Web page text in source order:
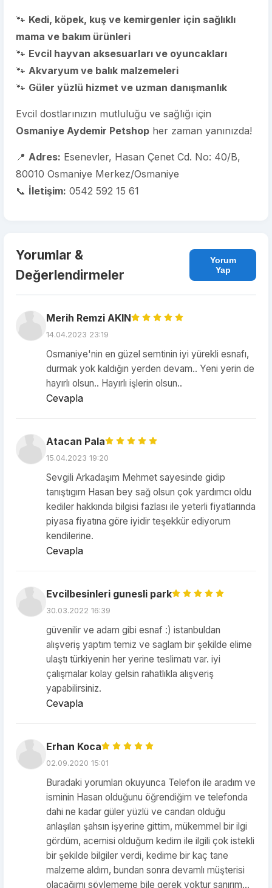
🐾 Kedi, köpek, kuş ve kemirgenler için sağlıklı
mama ve bakım ürünleri
🐾 Evcil hayvan aksesuarları ve oyuncakları
🐾 Akvaryum ve balık malzemeleri
🐾 Güler yüzlü hizmet ve uzman danışmanlık
Evcil dostlarınızın mutluluğu ve sağlığı için
Osmaniye Aydemir Petshop her zaman yanınızda!
📍 Adres: Esenevler, Hasan Çenet Cd. No: 40/B,
80010 Osmaniye Merkez/Osmaniye
📞 İletişim: 0542 592 15 61
Yorumlar &
Değerlendirmeler
Yorum
Yap
Merih Remzi AKIN
14.04.2023 23:19
Osmaniye'nin en güzel semtinin iyi yürekli esnafı,
durmak yok kaldığın yerden devam.. Yeni yerin de
hayırlı olsun.. Hayırlı işlerin olsun..
Cevapla
Atacan Pala
15.04.2023 19:20
Sevgili Arkadaşım Mehmet sayesinde gidip
tanıştıgım Hasan bey sağ olsun çok yardımcı oldu
kediler hakkında bilgisi fazlası ile yeterli fiyatlarında
piyasa fiyatına göre iyidir teşekkür ediyorum
kendilerine.
Cevapla
Evcilbesinleri gunesli park
30.03.2022 16:39
güvenilir ve adam gibi esnaf :) istanbuldan
alışveriş yaptım temiz ve saglam bir şekilde elime
ulaştı türkiyenin her yerine teslimatı var. iyi
çalışmalar kolay gelsin rahatlıkla alışveriş
yapabilirsiniz.
Cevapla
Erhan Koca
02.09.2020 15:01
Buradaki yorumları okuyunca Telefon ile aradım ve
isminin Hasan olduğunu öğrendiğim ve telefonda
dahi ne kadar güler yüzlü ve candan olduğu
anlaşılan şahsın işyerine gittim, mükemmel bir ilgi
gördüm, acemisi olduğum kedim ile ilgili çok istekli
bir şekilde bilgiler verdi, kedime bir kaç tane
malzeme aldım, bundan sonra devamlı müşterisi
olacağımı söylememe bile gerek yoktur sanırım...